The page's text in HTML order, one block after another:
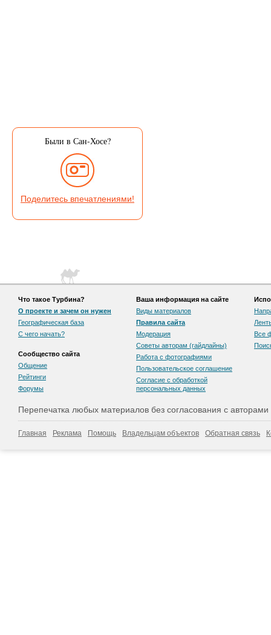
Были в Сан-Хосе?
Поделитесь впечатлениями!
Что такое Турбина?
О проекте и зачем он нужен
Географическая база
С чего начать?
Сообщество сайта
Общение
Рейтинги
Форумы
Ваша информация на сайте
Виды материалов
Правила сайта
Модерация
Советы авторам (гайдлайны)
Работа с фотографиями
Пользовательскоe соглашение
Согласие с обработкой
персональных данных
Все
Перепечатка любых материалов без согласования с
Главная Реклама Помощь Владельцам объектов Обратная связь